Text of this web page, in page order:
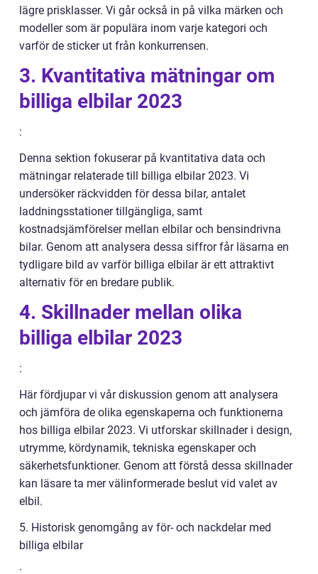
lägre prisklasser. Vi går också in på vilka märken och
modeller som är populära inom varje kategori och
varför de sticker ut från konkurrensen.
3. Kvantitativa mätningar om
billiga elbilar 2023
:
Denna sektion fokuserar på kvantitativa data och
mätningar relaterade till billiga elbilar 2023. Vi
undersöker räckvidden för dessa bilar, antalet
laddningsstationer tillgängliga, samt
kostnadsjämförelser mellan elbilar och bensindrivna
bilar. Genom att analysera dessa siffror får läsarna en
tydligare bild av varför billiga elbilar är ett attraktivt
alternativ för en bredare publik.
4. Skillnader mellan olika
billiga elbilar 2023
:
Här fördjupar vi vår diskussion genom att analysera
och jämföra de olika egenskaperna och funktionerna
hos billiga elbilar 2023. Vi utforskar skillnader i design,
utrymme, kördynamik, tekniska egenskaper och
säkerhetsfunktioner. Genom att förstå dessa skillnader
kan läsare ta mer välinformerade beslut vid valet av
elbil.
5. Historisk genomgång av för- och nackdelar med
billiga elbilar